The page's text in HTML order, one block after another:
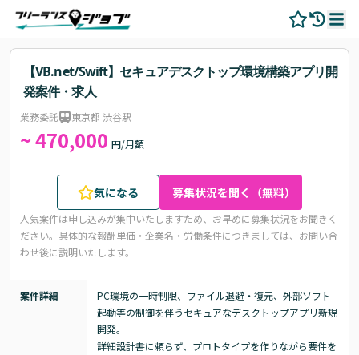
【VB.net/Swift】セキュアデスクトップ環境構築アプリ開
発案件・求人
業務委託 東京都 渋谷駅
~ 470,000 円/月額
気になる 募集状況を聞く（無料）
人気案件は申し込みが集中いたしますため、お早めに募集状況をお聞きく
ださい。 具体的な報酬単価・企業名・労働条件につきましては、お問い合
わせ後に説明いたします。
案件詳細
PC環境の一時制限、ファイル退避・復元、外部ソフト
起動等の制御を伴うセキュアなデスクトップアプリ新規
開発。
詳細設計書に頼らず、プロトタイプを作りながら要件を